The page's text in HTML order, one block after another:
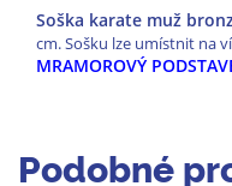
Soška karate muž
cm. Sošku lze umístnit na
MRAMOROVÝ
Podobné